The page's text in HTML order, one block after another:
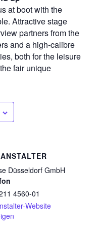
at boot with the
Attractive stage
partners from the
and a high-calibre
both for the leisure
fair unique
Düsseldorf GmbH
4560-01​
Website